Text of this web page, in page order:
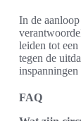
In de
leiden tot
tegen de
FAQ